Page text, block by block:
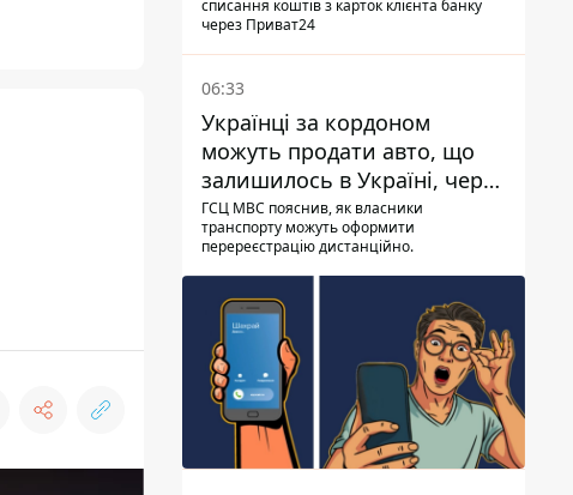
списання коштів з карток клієнта банку
через Приват24
06:33
Українці за кордоном
можуть продати авто, що
залишилось в Україні, через
Дію - МВС
ГСЦ МВС пояснив, як власники
транспорту можуть оформити
перереєстрацію дистанційно.